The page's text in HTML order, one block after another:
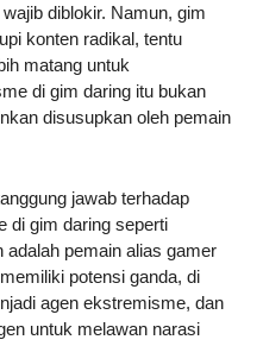
diblokir. Namun, gim
konten radikal, tentu
matang untuk
di gim daring itu bukan
disusupkan oleh pemain
jawab terhadap
di gim daring seperti
adalah pemain alias gamer
potensi ganda, di
agen ekstremisme, dan
untuk melawan narasi